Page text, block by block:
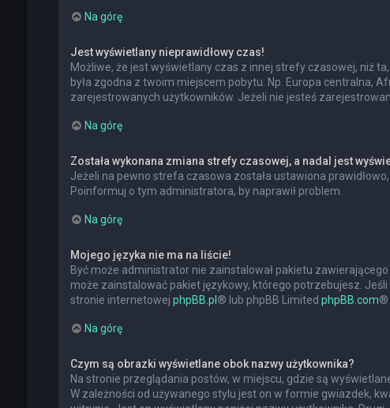
Na górę
Jest wyświetlany nieprawidłowy czas!
Możliwe, że jest wyświetlany czas z innej strefy czasowej, niż
była zgodna z twoim miejscem pobytu. Np. Europa centralna,
zarejestrowanych użytkowników. Jeżeli nie jesteś
Na górę
Została wykonana zmiana strefy czasowej, a nadal jest
Jeżeli na pewno strefa czasowa została ustawiona
Poinformuj o tym administratora, by naprawił problem.
Na górę
Mojego języka nie ma na liście!
Być może administrator nie zainstalował pakietu
może zainstalować pakiet językowy, którego potrzebujesz.
stronie internetowej phpBB.pl ® lub phpBB Limited phpBB.com®
Na górę
Czym są obrazki wyświetlane obok nazwy użytkownika?
Na stronie przeglądania postów, w miejscu, gdzie są
W zależności od używanego stylu jest on w formie gwiazdek,